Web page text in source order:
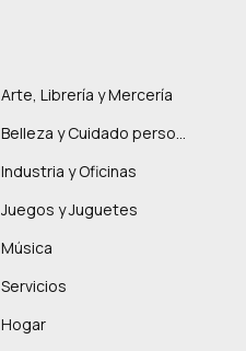
Arte, Librería y Mercería
Belleza y Cuidado personal
Industria y Oficinas
Juegos y Juguetes
Música
Servicios
Hogar